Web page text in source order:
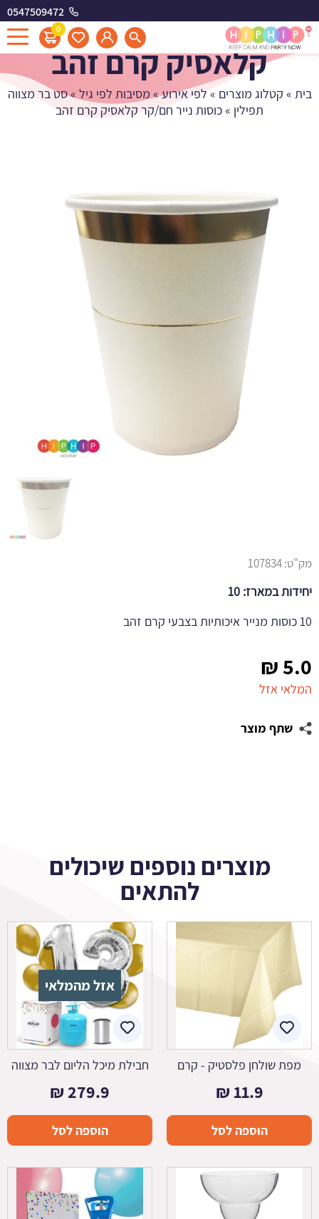
0547509472
0
כוסות נייר חם/קר
קלאסיק קרם זהב
בית » קטלוג מוצרים » לפי אירוע» מסיבות לפי גיל »סט בר מצווה
תפילין »כוסות נייר חם/קר קלאסיק קרם זהב
5.0
₪
המלאי אזל
שתף מוצר
מק"ט:107834
יחידות במארז: 10
10 כוסות מנייר איכותיות בצבעי קרם זהב
מוצרים נוספים שיכולים
להתאים
מפת שולחן פלסטיק - קרם
11.9
₪
הוספה לסל
אזל מהמלאי
חבילת מיכל הליום לבר מצווה
279.9
₪
הוספה לסל